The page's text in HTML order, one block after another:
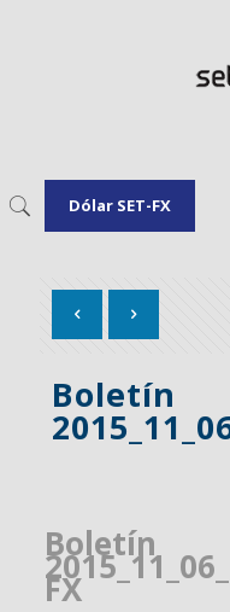
Dólar SET-FX
Boletín
Boletín
FX